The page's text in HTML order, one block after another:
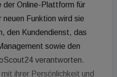
der Online-Plattform für
neuen Funktion wird sie
den Kundendienst, das
sowie den
verantworten.
ihrer Persönlichkeit und